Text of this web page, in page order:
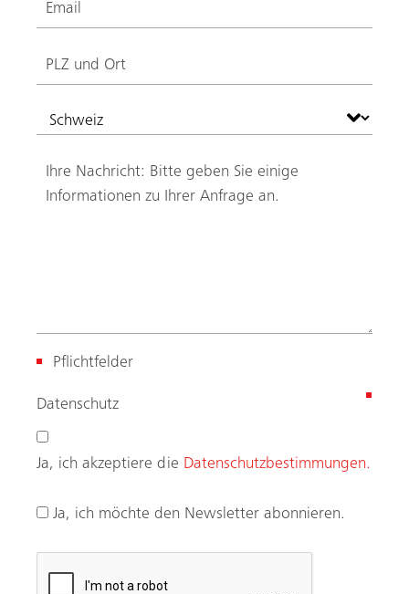
Pflichtfelder
Datenschutz
r
o
d
e
Ja, ich akzeptiere die Datenschutzbestimmungen.
Ja, ich möchte den Newsletter abonnieren.